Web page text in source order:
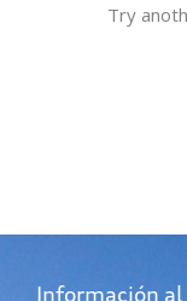
Try
Información al